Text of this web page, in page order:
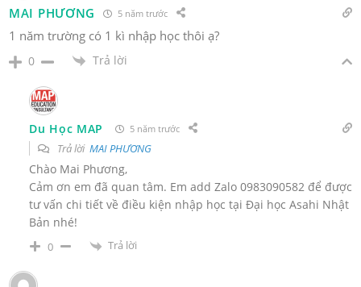
MAI PHƯƠNG 5 năm trước
1 năm trường có 1 kì nhập học thôi ạ?
0 Trả lời
Du Học MAP 5 năm trước
Trả lời MAI PHƯƠNG
Chào Mai Phương,
Cảm ơn em đã quan tâm. Em add Zalo 0983090582 để được
tư vấn chi tiết về điều kiện nhập học tại Đại học Asahi Nhật
Bản nhé!
0 Trả lời